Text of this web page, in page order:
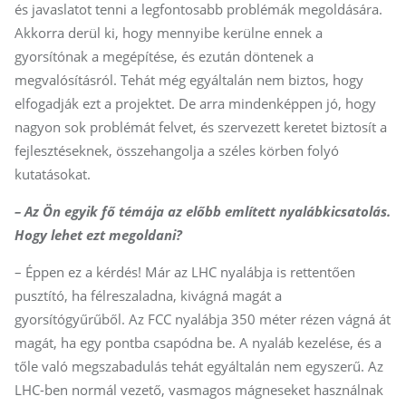
és javaslatot tenni a legfontosabb problémák megoldására.
Akkorra derül ki, hogy mennyibe kerülne ennek a
gyorsítónak a megépítése, és ezután döntenek a
megvalósításról. Tehát még egyáltalán nem biztos, hogy
elfogadják ezt a projektet. De arra mindenképpen jó, hogy
nagyon sok problémát felvet, és szervezett keretet biztosít a
fejlesztéseknek, összehangolja a széles körben folyó
kutatásokat.
– Az Ön egyik fő témája az előbb említett nyalábkicsatolás.
Hogy lehet ezt megoldani?
– Éppen ez a kérdés! Már az LHC nyalábja is rettentően
pusztító, ha félreszaladna, kivágná magát a
gyorsítógyűrűből. Az FCC nyalábja 350 méter rézen vágná át
magát, ha egy pontba csapódna be. A nyaláb kezelése, és a
tőle való megszabadulás tehát egyáltalán nem egyszerű. Az
LHC-ben normál vezető, vasmagos mágneseket használnak